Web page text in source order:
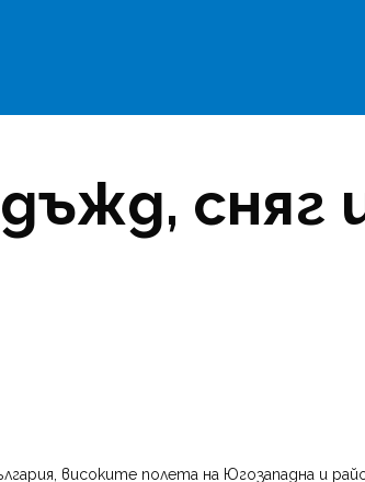
сняг
високите полета на Югозападна и